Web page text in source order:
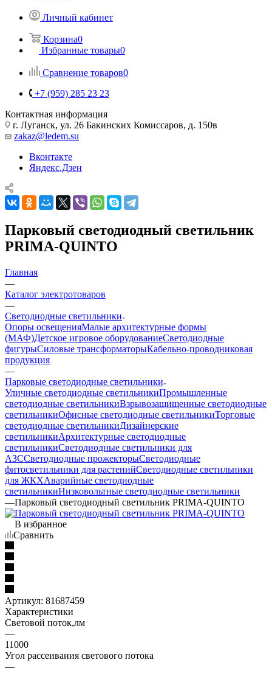
Личный кабинет
Корзина0
Избранные товары0
Сравнение товаров0
+7 (959) 285 23 23
Контактная информация
г. Луганск, ул. 26 Бакинских Комиссаров, д. 150в
zakaz@ledem.su
Вконтакте
Яндекс.Дзен
Парковый светодиодный светильник
PRIMA-QUINTO
Главная
—
Каталог электротоваров
—
Светодиодные светильники
Опоры освещенияМалые архитектурные формы
(МАФ)Детское игровое оборудованиеСветодиодные
фигурыСиловые трансформаторыКабельно-проводниковая
продукция
—
Парковые светодиодные светильники
Уличные светодиодные светильникиПромышленные
светодиодные светильникиВзрывозащищенные светодиодные
светильникиОфисные светодиодные светильникиТорговые
светодиодные светильникиДизайнерские
светильникиАрхитектурные светодиодные
светильникиСветодиодные светильники для
АЗССветодиодные прожекторыСветодиодные
фитосветильники для растенийСветодиодные светильники
для ЖКХАварийные светодиодные
светильникиНизковольтные светодиодные светильники
—Парковый светодиодный светильник PRIMA-QUINTO
В избранное
Сравнить
Артикул: 81687459
Характеристики
Световой поток,лм
—
11000
Угол рассеивания светового потока
—